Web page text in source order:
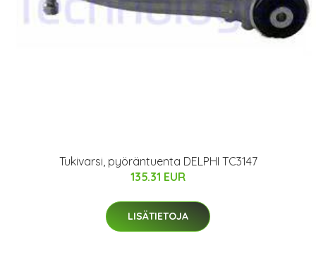
Tukivarsi, pyöräntuenta DELPHI TC3147
135.31 EUR
LISÄTIETOJA